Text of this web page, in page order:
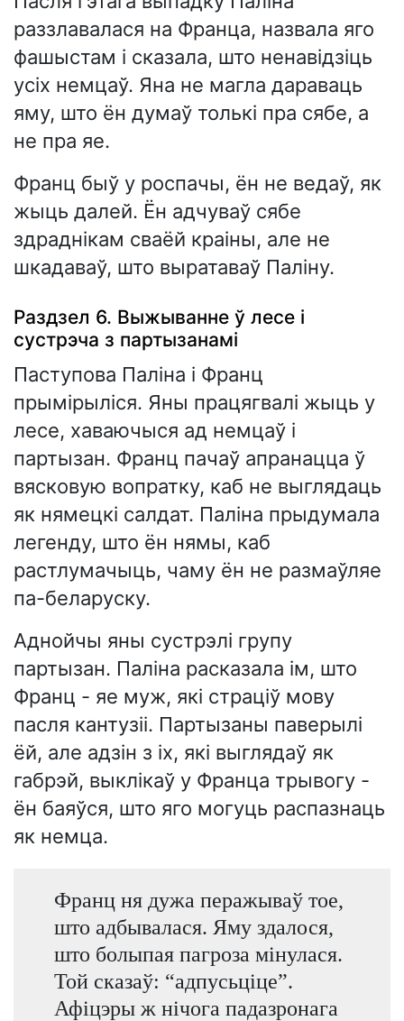
раззлавалася на Франца, назвала яго
фашыстам і сказала, што ненавідзіць
усіх немцаў. Яна не магла дараваць
яму, што ён думаў толькі пра сябе, а
не пра яе.
Франц быў у роспачы, ён не ведаў, як
жыць далей. Ён адчуваў сябе
здраднікам сваёй краіны, але не
шкадаваў, што выратаваў Паліну.
Раздзел 6. Выжыванне ў лесе і
сустрэча з партызанамі
Паступова Паліна і Франц
прымірыліся. Яны працягвалі жыць у
лесе, хаваючыся ад немцаў і
партызан. Франц пачаў апранацца ў
вясковую вопратку, каб не выглядаць
як нямецкі салдат. Паліна прыдумала
легенду, што ён нямы, каб
растлумачыць, чаму ён не размаўляе
па-беларуску.
Аднойчы яны сустрэлі групу
партызан. Паліна расказала ім, што
Франц - яе муж, які страціў мову
пасля кантузіі. Партызаны паверылі
ёй, але адзін з іх, які выглядаў як
габрэй, выклікаў у Франца трывогу -
ён баяўся, што яго могуць распазнаць
як немца.
Франц ня дужа перажываў тое,
што адбывалася. Яму здалося,
што болыпая пагроза мінулася.
Той сказаў: “адпусьціце”.
Афіцэры ж нічога падазронага